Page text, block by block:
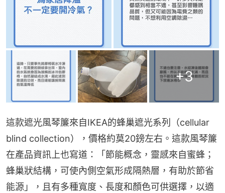
+3
這款遮光風琴簾來自IKEA的蜂巢遮光系列（cellular
blind collection），價格約莫20鎊左右。這款風琴簾
在產品資訊上也寫道：「節能概念，靈感來自蜜蜂；
蜂巢狀結構，可使內側空氣形成隔熱層，有助於節省
能源」，且有多種寬度、長度和顏色可供選擇，以適